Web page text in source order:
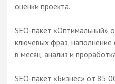
оценки проекта.
SEO-пакет «Оптимальный»
ключевых фраз,
в месяц, анализ и
SEO-пакет «Бизнес» от 85